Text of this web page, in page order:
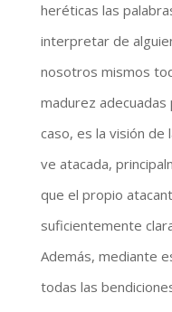
heréticas las
interpretar de
nosotros mismos
madurez
caso, es la visión de
ve atacada,
que el propio
suficientemente
Además, mediante
todas las